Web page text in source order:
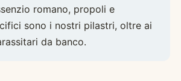
romano, propoli e
sono i nostri pilastri, oltre ai
da banco.